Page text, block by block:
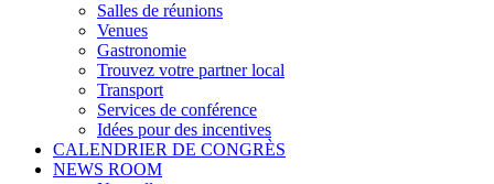
Salles de réunions
Venues
Gastronomie
Trouvez votre partner local
Transport
Services de conférence
Idées pour des incentives
CALENDRIER DE CONGRÈS
NEWS ROOM